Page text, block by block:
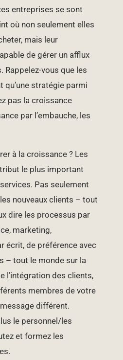
entreprises se sont
où non seulement elles
mais leur
de gérer un afflux
Rappelez-vous que les
qu’une stratégie parmi
pas la croissance
par l’embauche, les
à la croissance ? Les
le plus important
Pas seulement
nouveaux clients – tout
dire les processus par
marketing,
écrit, de préférence avec
– tout le monde sur la
l’intégration des clients,
membres de votre
différent.
le personnel/les
et formez les